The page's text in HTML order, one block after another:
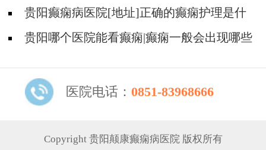
吗?贵阳癫痫病医院[地址]正确的癫痫护理是什
么?贵阳哪个医院能看癫痫|癫痫一般会出现哪些
医院电话： 0851-83968666
Copyright 贵阳颠康癫痫病医院 版权所有